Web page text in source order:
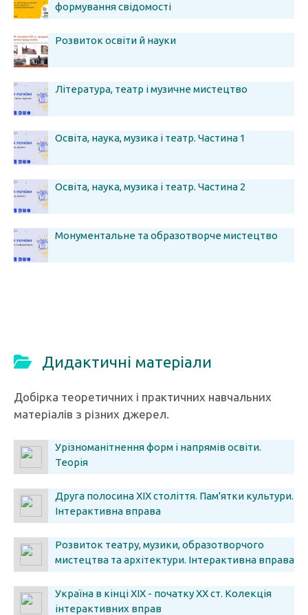
формування свідомості
Розвиток освіти й науки
Література, театр і музичне мистецтво
Освіта, наука, музика і театр. Частина 1
Освіта, наука, музика і театр. Частина 2
Монументальне та образотворче мистецтво
Дидактичні матеріали
Добірка теоретичних і практичних навчальних
матеріалів з різних джерел.
Урізноманітнення форм і напрямів освіти.
Теорія
Друга полосина ХІХ століття. Пам'ятки культури.
Інтерактивна вправа
Розвиток театру, музики, образотворчого
мистецтва та архітектури. Інтерактивна вправа
Україна в кінці ХІХ - початку ХХ ст. Колекція
інтерактивних вправ